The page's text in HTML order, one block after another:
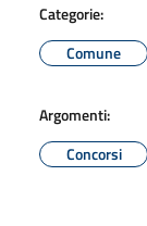
Categorie:
Comune
Argomenti:
Concorsi